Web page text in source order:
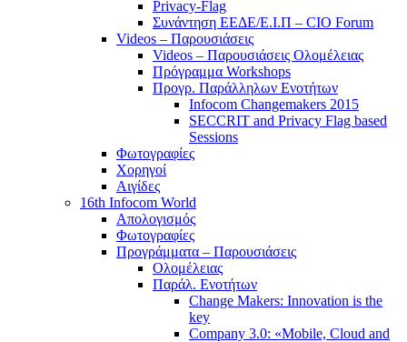
Privacy-Flag
Συνάντηση ΕΕΔΕ/Ε.Ι.Π – CIO Forum
Videos – Παρουσιάσεις
Videos – Παρουσιάσεις Ολομέλειας
Πρόγραμμα Workshops
Προγρ. Παράλληλων Ενοτήτων
Infocom Changemakers 2015
SECCRIT and Privacy Flag based
Sessions
Φωτογραφίες
Χορηγοί
Αιγίδες
16th Infocom World
Απολογισμός
Φωτογραφίες
Προγράμματα – Παρουσιάσεις
Ολομέλειας
Παράλ. Ενοτήτων
Change Makers: Innovation is the
key
Company 3.0: «Mobile, Cloud and